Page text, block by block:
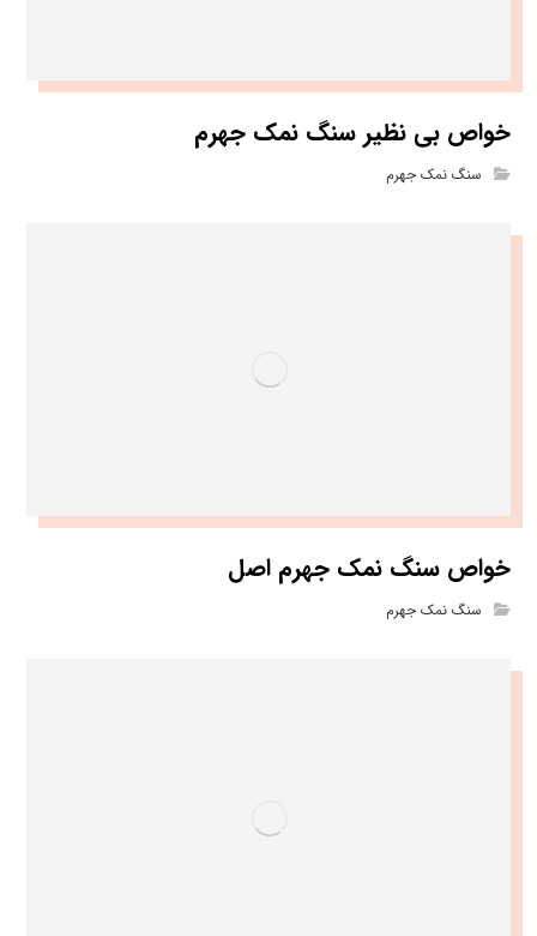
خواص بی نظیر سنگ نمک جهرم
سنگ نمک جهرم
خواص سنگ نمک جهرم اصل
سنگ نمک جهرم